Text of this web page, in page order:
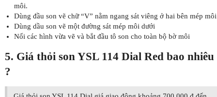
môi.
Dùng đầu son vẽ chữ “V” nằm ngang sát viêng ở hai bên mép môi
Dùng dầu son vẽ một đường sát mép môi dưới
Nối các hình vừa vẽ và bắt đầu tô son cho toàn bộ bờ môi
5. Giá thỏi son YSL 114 Dial Red bao nhiêu
?